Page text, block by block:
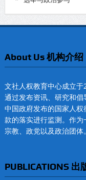
About Us 机构介绍
文社人权教育中心成立
通过发布资讯、研究和
中国政府发布的国家人
款的落实进行监测。作
宗教、政党以及政治团体。
PUBLICATIONS 出